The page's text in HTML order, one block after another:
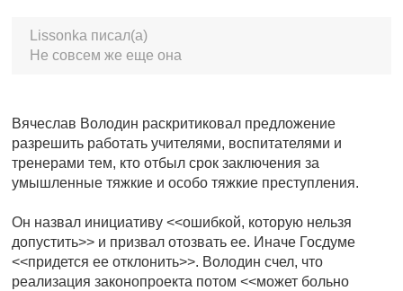
Lissonka писал(а)
Не совсем же еще она
Вячеслав Володин раскритиковал предложение
разрешить работать учителями, воспитателями и
тренерами тем, кто отбыл срок заключения за
умышленные тяжкие и особо тяжкие преступления.
Он назвал инициативу <<ошибкой, которую нельзя
допустить>> и призвал отозвать ее. Иначе Госдуме
<<придется ее отклонить>>. Володин счел, что
реализация законопроекта потом <<может больно